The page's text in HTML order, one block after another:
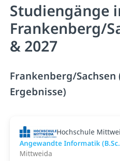
Studiengänge
Frankenberg/
& 2027
Frankenberg/Sachsen
Ergebnisse)
Hochschule
Angewandte Informatik
Mittweida